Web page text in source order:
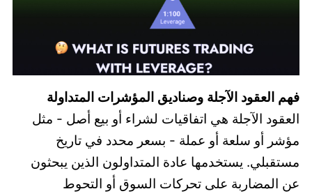
فهم العقود الآجلة وصناديق المؤشرات المتداولة
العقود الآجلة هي اتفاقيات لشراء أو بيع أصل - مثل
مؤشر أو سلعة أو عملة - بسعر محدد في تاريخ
مستقبلي. يستخدمها عادة المتداولون الذين يبحثون
عن المضاربة على تحركات السوق أو التحوط